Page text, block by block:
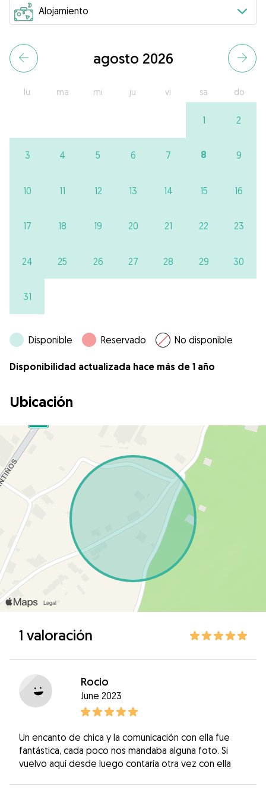
agosto 2026
lu ma mi ju vi sa do
1 2
3 4 5 6 7 8 9
10 11 12 13 14 15 16
17 18 19 20 21 22 23
24 25 26 27 28 29 30
31
Disponible Reservado No disponible
Disponibilidad actualizada hace más de 1 año
Ubicación
1 valoración
Rocio
June 2023
Un encanto de chica y la comunicación con ella fue
fantástica, cada poco nos mandaba alguna foto. Si
vuelvo aquí desde luego contaría otra vez con ella